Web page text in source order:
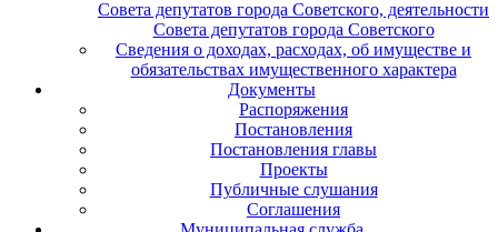
Совета депутатов города Советского, деятельности
Совета депутатов города Советского
Сведения о доходах, расходах, об имуществе и
обязательствах имущественного характера
Документы
Распоряжения
Постановления
Постановления главы
Проекты
Публичные слушания
Соглашения